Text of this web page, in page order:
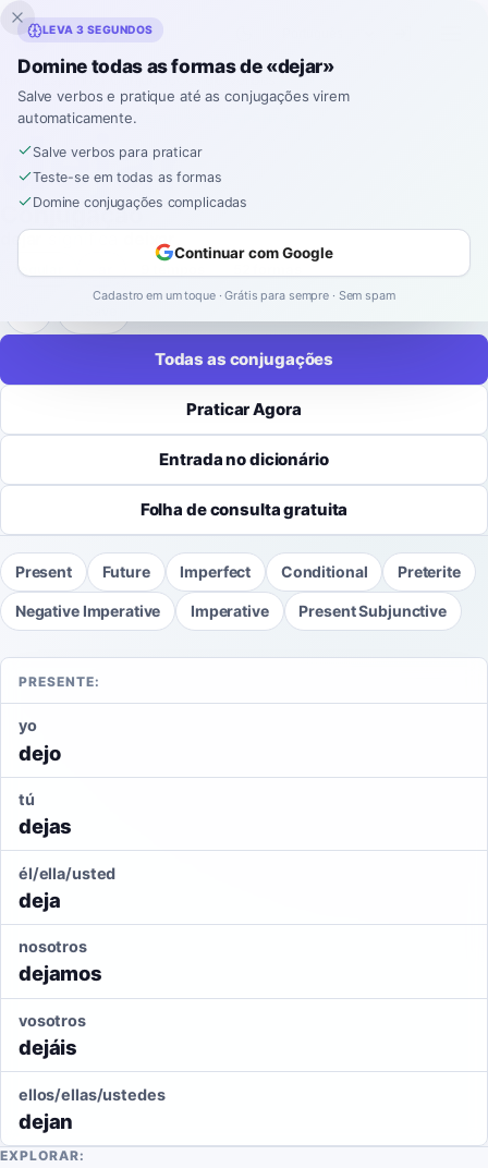
Inklingo
Início›Espanhol› Conjugações de Verbos ›dejar
CONJUGAÇÃO DE VERBOS EM ESPANHOL
dejar
Conjugação
dejar deixar
regular
Todas as conjugações
Praticar Agora
Entrada no dicionário
Folha de consulta gratuita
Present Future Imperfect Conditional Preterite
Negative Imperative Imperative Present Subjunctive
PRESENTE:
yo
dejo
tú
dejas
él/ella/usted
deja
nosotros
dejamos
vosotros
dejáis
ellos/ellas/ustedes
dejan
EXPLORAR:
LEVA 3 SEGUNDOS
Domine todas as formas de «dejar»
Salve verbos e pratique até as conjugações virem
automaticamente.
Salve verbos para praticar
Teste-se em todas as formas
Domine conjugações complicadas
Continuar com Google
Cadastro em um toque · Grátis para sempre · Sem spam